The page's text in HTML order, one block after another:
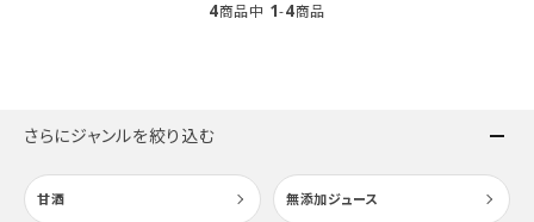
4商品中 1-4商品
さらにジャンルを絞り込む
甘酒 無添加ジュース